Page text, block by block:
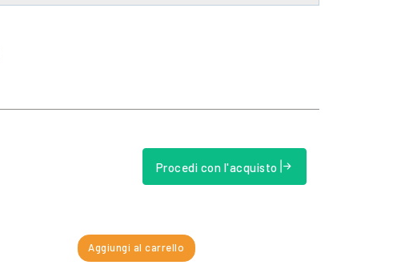
Procedi con l'acquisto
Aggiungi al carrello